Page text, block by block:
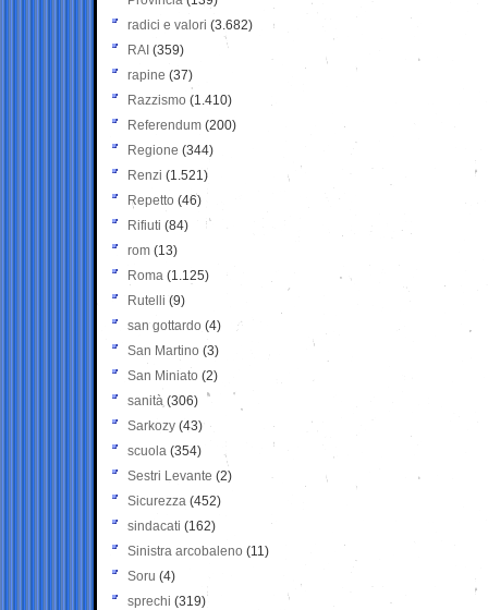
radici e valori (3.682)
RAI (359)
rapine (37)
Razzismo (1.410)
Referendum (200)
Regione (344)
Renzi (1.521)
Repetto (46)
Rifiuti (84)
rom (13)
Roma (1.125)
Rutelli (9)
san gottardo (4)
San Martino (3)
San Miniato (2)
sanità (306)
Sarkozy (43)
scuola (354)
Sestri Levante (2)
Sicurezza (452)
sindacati (162)
Sinistra arcobaleno (11)
Soru (4)
sprechi (319)